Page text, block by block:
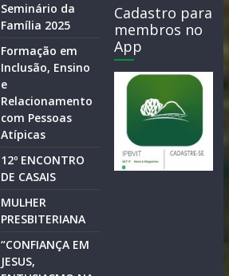
Seminário da
Família 2025
Formação em
Inclusão, Ensino
e
Relacionamento
com Pessoas
Atípicas
12º ENCONTRO
DE CASAIS
MULHER
PRESBITERIANA
“CONFIANÇA EM
JESUS,
Cadastro para
membros no
App